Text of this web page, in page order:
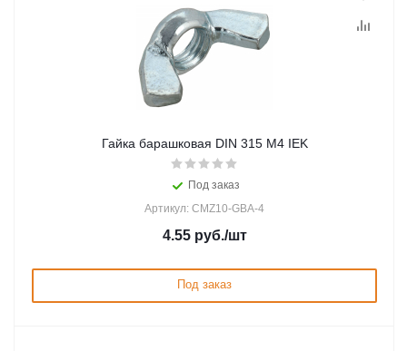
Гайка барашковая DIN 315 М4 IEK
Под заказ
Артикул: CMZ10-GBA-4
4.55руб./шт
Под заказ